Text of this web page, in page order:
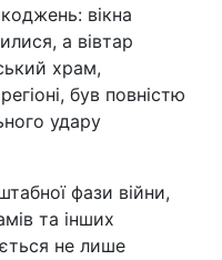
вікна
а вівтар
храм,
був повністю
удару
фази війни,
та інших
не лише